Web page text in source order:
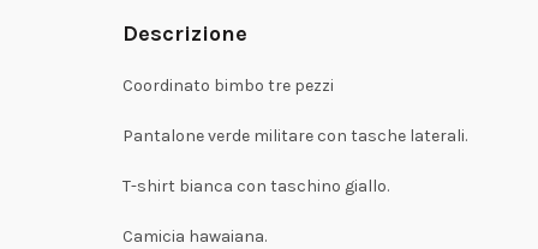
Descrizione
Coordinato bimbo tre pezzi
Pantalone verde militare con tasche laterali.
T-shirt bianca con taschino giallo.
Camicia hawaiana.